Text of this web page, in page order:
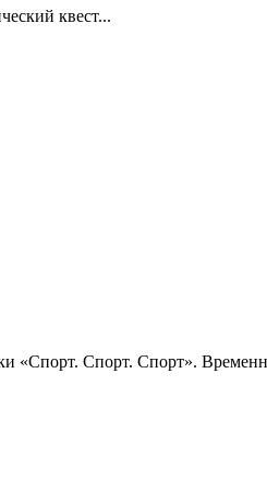
квест...
«Спорт. Спорт. Спорт».